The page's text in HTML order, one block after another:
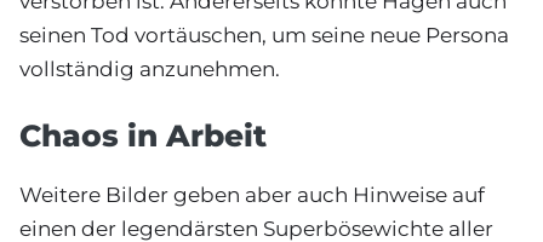
seinen Tod vortäuschen, um seine neue Persona
vollständig anzunehmen.
Chaos in Arbeit
Weitere Bilder geben aber auch Hinweise auf
einen der legendärsten Superbösewichte aller